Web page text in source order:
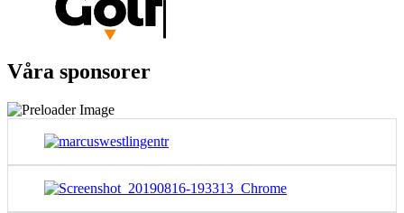
Våra sponsorer